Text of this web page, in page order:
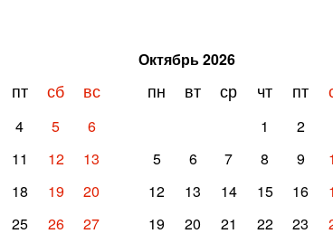
пт сб вс
4 5
6
11 12
13
18 19
20
25 26
27
Октябрь2026
пн вт ср чт пт
1 2
5
6 7 8 9
12
13 14 15 16
19
20 21 22 23